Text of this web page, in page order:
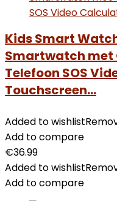
Kids Smart
Smartwatch met
Telefoon SOS
Touchscreen…
Added to wishlist
Add to compare
€36.99
Added to wishlist
Add to compare